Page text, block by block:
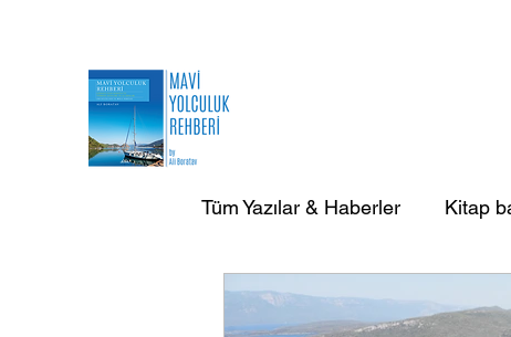
Tüm Yazılar & Haberler Kitap
AB Doğa Çevre Deniz Yazıları